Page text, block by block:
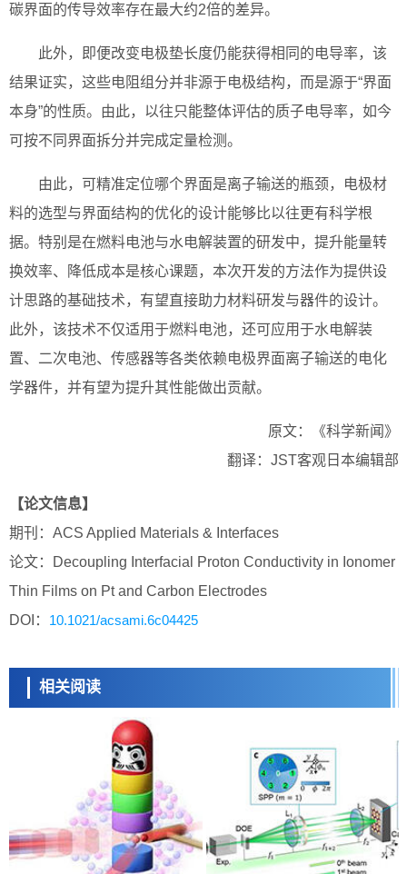
碳界面的传导效率存在最大约2倍的差异。
此外，即便改变电极垫长度仍能获得相同的电导率，该
结果证实，这些电阻组分并非源于电极结构，而是源于“界面
本身”的性质。由此，以往只能整体评估的质子电导率，如今
可按不同界面拆分并完成定量检测。
由此，可精准定位哪个界面是离子输送的瓶颈，电极材
料的选型与界面结构的优化的设计能够比以往更有科学根
据。特别是在燃料电池与水电解装置的研发中，提升能量转
换效率、降低成本是核心课题，本次开发的方法作为提供设
计思路的基础技术，有望直接助力材料研发与器件的设计。
此外，该技术不仅适用于燃料电池，还可应用于水电解装
置、二次电池、传感器等各类依赖电极界面离子输送的电化
学器件，并有望为提升其性能做出贡献。
原文：《科学新闻》
翻译：JST客观日本编辑部
【论文信息】
期刊：ACS Applied Materials & Interfaces
论文：Decoupling Interfacial Proton Conductivity in Ionomer
Thin Films on Pt and Carbon Electrodes
DOI： 10.1021/acsami.6c04425
相关阅读